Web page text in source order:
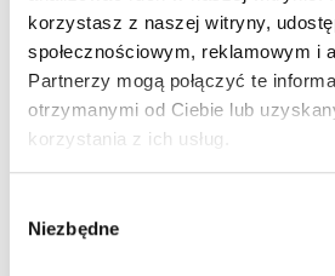
korzystasz z naszej witryny,
społecznościowym, reklamowym i
Partnerzy mogą połączyć te
otrzymanymi od Ciebie lub
korzystania z ich usług.
zgody
Niezbędne